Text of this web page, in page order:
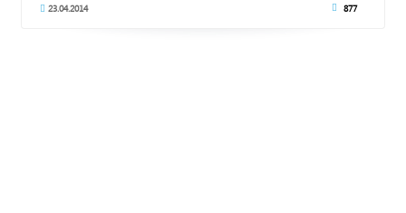
23.04.2014 877